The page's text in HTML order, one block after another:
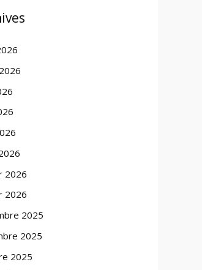
2026
2026
2025
2025
2025